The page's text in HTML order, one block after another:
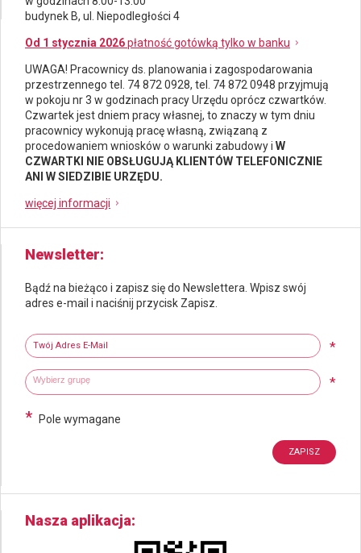
budynek B, ul. Niepodległości 4
Od 1 stycznia 2026płatność gotówką tylko w banku
UWAGA! Pracownicy ds. planowania i zagospodarowania
przestrzennego tel. 74 872 0928, tel. 74 872 0948 przyjmują
w pokoju nr 3 w godzinach pracy Urzędu oprócz czwartków.
Czwartek jest dniem pracy własnej, to znaczy w tym dniu
pracownicy wykonują pracę własną, związaną z
procedowaniem wniosków o warunki zabudowy i W
CZWARTKI NIE OBSŁUGUJĄ KLIENTÓW TELEFONICZNIE
ANI W SIEDZIBIE URZĘDU.
więcej informacji
Newsletter
Bądź na bieżąco i zapisz się do Newslettera. Wpisz swój
adres e-mail i naciśnij przycisk Zapisz.
Twój adres e-mail
*
Wybierz grupy tematyczne *
Wpisz wyszukiwaną fraze
* Pole wymagane
Nasza aplikacja